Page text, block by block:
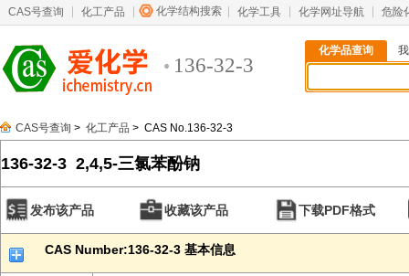
CAS号查询 化工产品 化学结构搜索 化学工具 化学网址导航 危险
136-32-3
化学品查询
CAS号查询 > 化工产品 > CAS No.136-32-3
136-32-3 2,4,5-三氯苯酚钠
发布该产品 收藏该产品 下载PDF格式
CAS Number:136-32-3 基本信息